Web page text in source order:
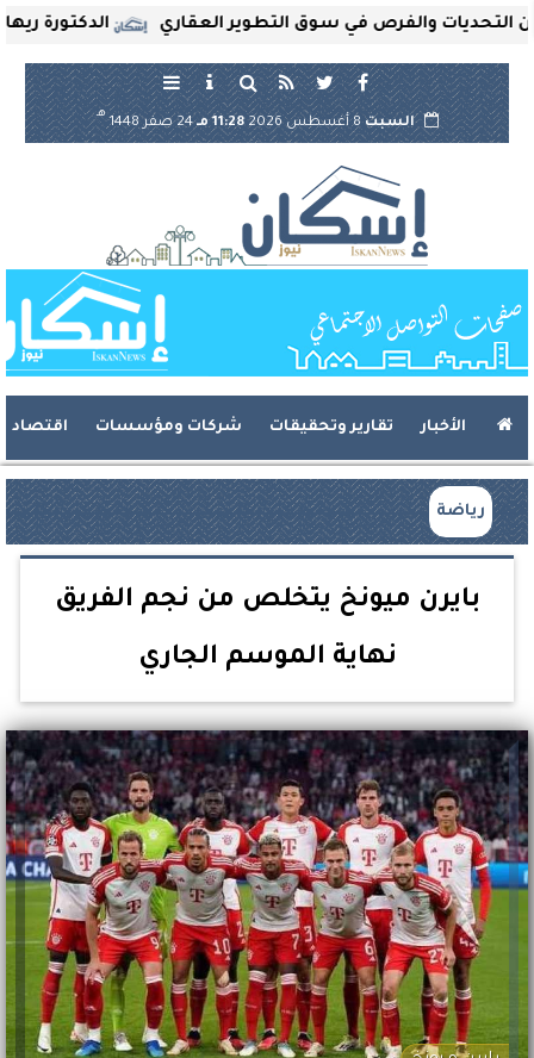
الدكتورة ريهام والفرص في سوق التطوير العقاري
السبت 11:28 مـ 24 صفر 1448
هـ
الأخبار تقارير وتحقيقات شركات ومؤسسات اقتصاد
رياضة
بايرن ميونخ يتخلص من نجم الفريق
نهاية الموسم الجاري